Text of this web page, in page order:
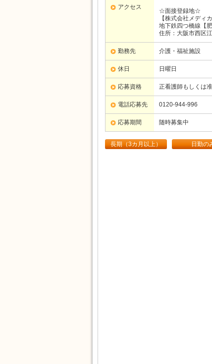
アクセス
☆面接登録地☆
【株式会社メディ
地下鉄四つ橋線【
住所：大阪市西区
勤務先 介護・福祉施設
休日 日曜日
応募資格 正看護師もしくは
電話応募先 0120-944-996
応募期間 随時募集中
長期（3カ月以上） 日勤の